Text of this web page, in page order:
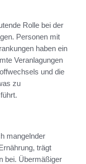
Rolle bei der
Personen mit
haben ein
Veranlagungen
und die
zu
führt.
mangelnder
trägt
bei. Übermäßiger